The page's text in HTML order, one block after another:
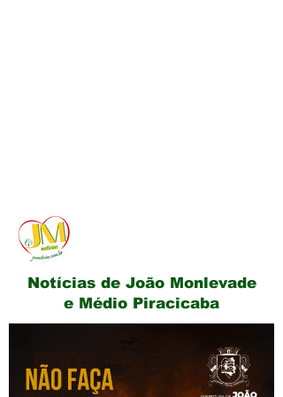
Notícias de João Monlevade
e Médio Piracicaba